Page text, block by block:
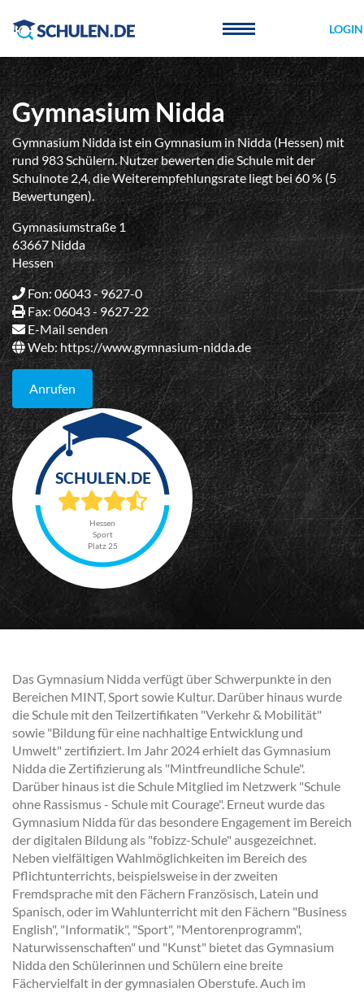
LOGIN
Gymnasium Nidda
Gymnasium Nidda ist ein Gymnasium in Nidda (Hessen) mit
rund 983 Schülern. Nutzer bewerten die Schule mit der
Schulnote 2,4, die Weiterempfehlungsrate liegt bei 60 % (5
Bewertungen).
Gymnasiumstraße 1
63667 Nidda
Hessen
Fon: 06043 - 9627-0
Fax: 06043 - 9627-22
E-Mail senden
Web: https://www.gymnasium-nidda.de
Anrufen
Hessen
Sport
Platz 25
Das Gymnasium Nidda verfügt über Schwerpunkte in den
Bereichen MINT, Sport sowie Kultur. Darüber hinaus wurde
die Schule mit den Teilzertifikaten "Verkehr & Mobilität"
sowie "Bildung für eine nachhaltige Entwicklung und
Umwelt" zertifiziert. Im Jahr 2024 erhielt das Gymnasium
Nidda die Zertifizierung als "Mintfreundliche Schule".
Darüber hinaus ist die Schule Mitglied im Netzwerk "Schule
ohne Rassismus - Schule mit Courage". Erneut wurde das
Gymnasium Nidda für das besondere Engagement im Bereich
der digitalen Bildung als "fobizz-Schule" ausgezeichnet.
Neben vielfältigen Wahlmöglichkeiten im Bereich des
Pflichtunterrichts, beispielsweise in der zweiten
Fremdsprache mit den Fächern Französisch, Latein und
Spanisch, oder im Wahlunterricht mit den Fächern "Business
English", "Informatik", "Sport", "Mentorenprogramm",
Naturwissenschaften" und "Kunst" bietet das Gymnasium
Nidda den Schülerinnen und Schülern eine breite
Fächervielfalt in der gymnasialen Oberstufe. Auch im